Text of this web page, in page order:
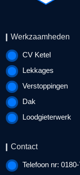
Werkzaamheden
CV Ketel
Lekkages
Verstoppingen
Dak
Loodgieterwerk
Contact
Telefoon nr: